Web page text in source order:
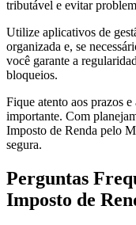
tributável e evitar
Utilize aplicativos de
organizada e, se
você garante a
bloqueios.
Fique atento aos prazos
importante. Com
Imposto de Renda pelo
segura.
Perguntas
Imposto de